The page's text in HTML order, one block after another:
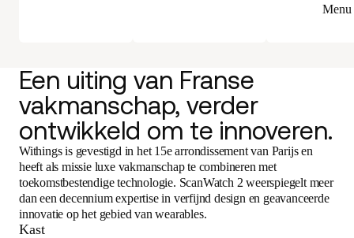
Menu
Een uiting van Franse
vakmanschap, verder
ontwikkeld om te innoveren.
Withings is gevestigd in het 15e arrondissement van Parijs en
heeft als missie luxe vakmanschap te combineren met
toekomstbestendige technologie. ScanWatch 2 weerspiegelt meer
dan een decennium expertise in verfijnd design en geavanceerde
innovatie op het gebied van wearables.
Kast